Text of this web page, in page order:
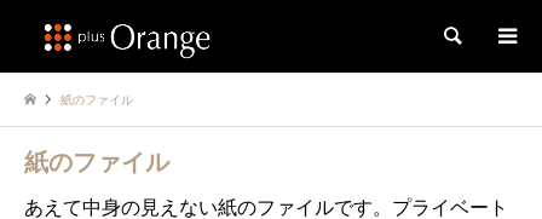
検索
紙のファイル
紙のファイル
あえて中身の見えない紙のファイルです。プライベート